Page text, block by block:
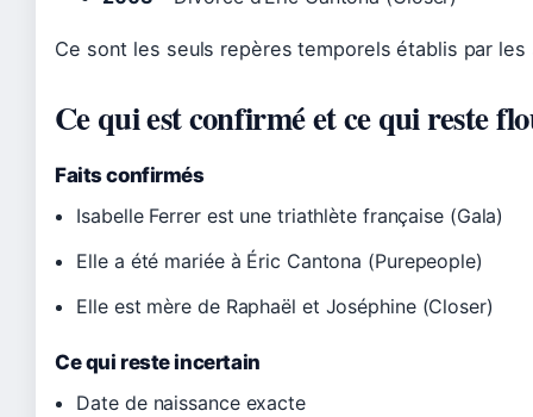
Ce sont les seuls repères temporels établis par les
Ce qui est confirmé et ce qui reste
Faits confirmés
Isabelle Ferrer est une triathlète française (Gala)
Elle a été mariée à Éric Cantona (Purepeople)
Elle est mère de Raphaël et Joséphine (Closer)
Ce qui reste incertain
Date de naissance exacte